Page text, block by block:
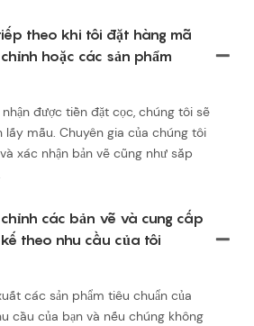
theo khi tôi đặt hàng mã
hoặc các sản phẩm
được tiền đặt cọc, chúng tôi sẽ
mẫu. Chuyên gia của chúng tôi
xác nhận bản vẽ cũng như sắp
các bản vẽ và cung cấp
theo nhu cầu của tôi
các sản phẩm tiêu chuẩn của
cầu của bạn và nếu chúng không